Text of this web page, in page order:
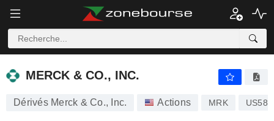
MERCK & CO., INC.
MERCK & CO., INC.
Dérivés Merck & Co., Inc. Actions MRK